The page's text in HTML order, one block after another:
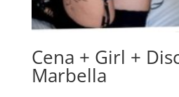
Cena + Girl +
Marbella